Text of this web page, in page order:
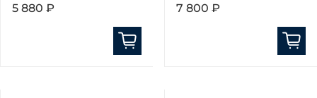
5 880 ₽ 7 800 ₽